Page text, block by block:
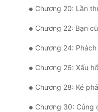
Chương 20: Lần
Chương 22: Bạn
Chương 24:
Chương 26: Xấu
Chương 28: Kẻ
Chương 30: Củng